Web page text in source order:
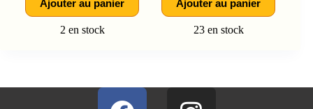
Ajouter au panier
2 en stock
Ajouter au panier
23 en stock